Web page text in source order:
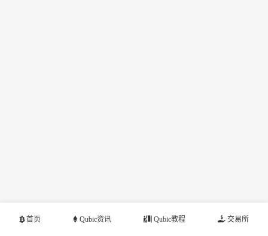
首页 Qubic资讯 Qubic教程 交易所